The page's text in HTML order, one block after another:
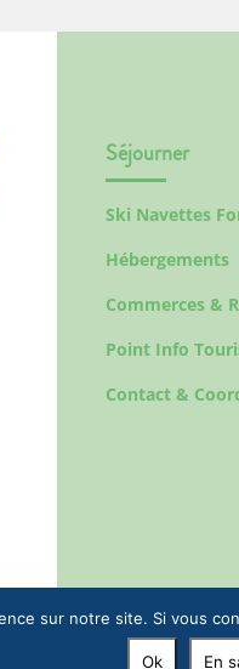
Séjourner
Ski Navettes
Hébergements
Commerces &
Point Info
Contact &
sur notre site. Si vous
Ok En